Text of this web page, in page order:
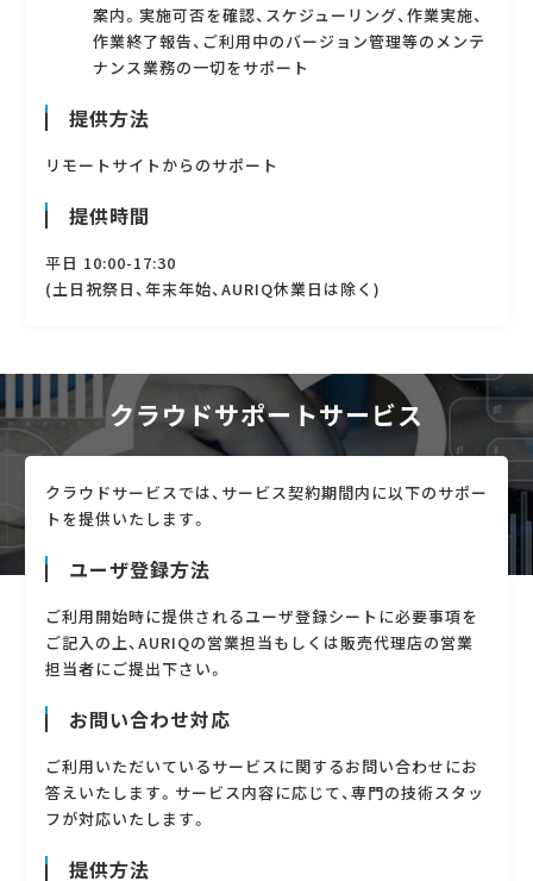
案内。実施可否を確認、スケジューリング、作業実施、
作業終了報告、ご利用中のバージョン管理等のメンテ
ナンス業務の一切をサポート
提供方法
リモートサイトからのサポート
提供時間
平日 10:00-17:30
(土日祝祭日、年末年始、AURIQ休業日は除く)
クラウドサポートサービス
クラウドサービスでは、サービス契約期間内に以下のサポー
トを提供いたします。
ユーザ登録方法
ご利用開始時に提供されるユーザ登録シートに必要事項を
ご記入の上、AURIQの営業担当もしくは販売代理店の営業
担当者にご提出下さい。
お問い合わせ対応
ご利用いただいているサービスに関するお問い合わせにお
答えいたします。サービス内容に応じて、専門の技術スタッ
フが対応いたします。
提供方法